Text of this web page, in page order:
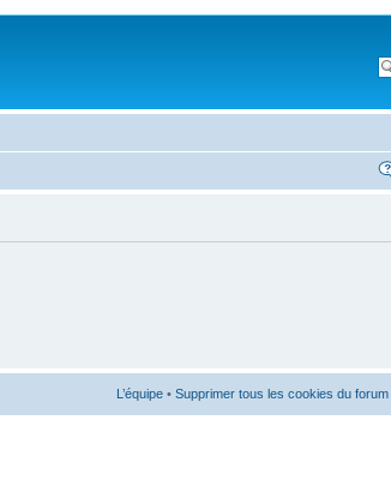
L’équipe • Supprimer tous les cookies du forum